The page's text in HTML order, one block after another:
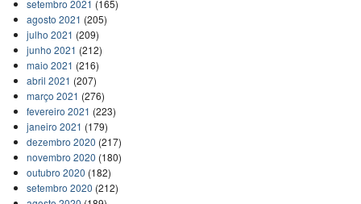
setembro 2021 (165)
agosto 2021 (205)
julho 2021 (209)
junho 2021 (212)
maio 2021 (216)
abril 2021 (207)
março 2021 (276)
fevereiro 2021 (223)
janeiro 2021 (179)
dezembro 2020 (217)
novembro 2020 (180)
outubro 2020 (182)
setembro 2020 (212)